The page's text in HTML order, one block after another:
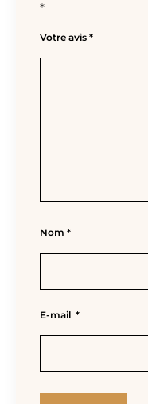
*
Votre avis *
Nom *
E-mail *